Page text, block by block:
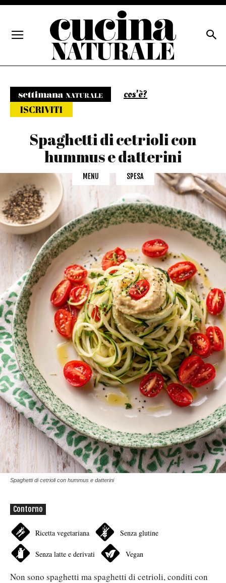
cos'è?
ISCRIVITI
Spaghetti di cetrioli con
hummus e datterini
MENU SPESA
Spaghetti di cetrioli con hummus e datterini
Contorno
Ricetta vegetariana Senza glutine
Senza latte e derivati Vegan
Non sono spaghetti ma spaghetti di cetrioli, conditi con